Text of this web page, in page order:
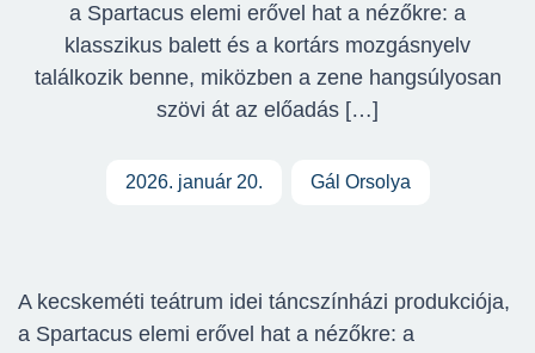
a Spartacus elemi erővel hat a nézőkre: a
klasszikus balett és a kortárs mozgásnyelv
találkozik benne, miközben a zene hangsúlyosan
szövi át az előadás […]
2026. január 20. Gál Orsolya
A kecskeméti teátrum idei táncszínházi produkciója,
a Spartacus elemi erővel hat a nézőkre: a